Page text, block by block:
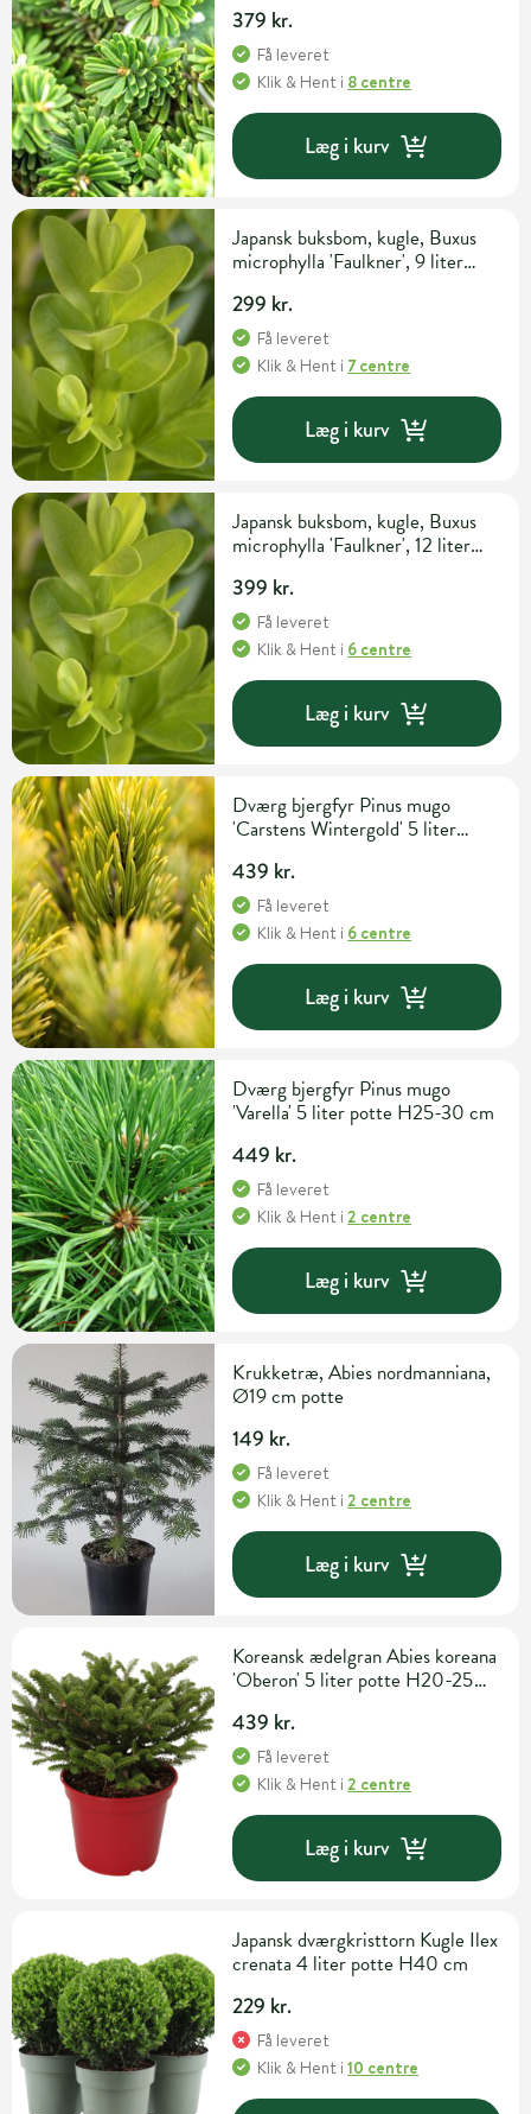
379 kr.
Få leveret
Klik & Hent i 8 centre
Læg i kurv
Japansk buksbom, kugle, Buxus
microphylla 'Faulkner', 9 liter
299 kr.
Få leveret
Klik & Hent i 7 centre
Læg i kurv
Japansk buksbom, kugle, Buxus
microphylla 'Faulkner', 12 liter
399 kr.
Få leveret
Klik & Hent i 6 centre
Læg i kurv
Dværg bjergfyr Pinus mugo
'Carstens Wintergold' 5 liter
439 kr.
Få leveret
Klik & Hent i 6 centre
Læg i kurv
Dværg bjergfyr Pinus mugo
'Varella' 5 liter potte H25-30 cm
449 kr.
Få leveret
Klik & Hent i2 centre
Læg i kurv
Krukketræ, Abies nordmanniana,
Ø19 cm potte
149 kr.
Få leveret
Klik & Hent i2 centre
Læg i kurv
Koreansk ædelgran Abies koreana
'Oberon' 5 liter potte H20-25
439 kr.
Få leveret
Klik & Hent i2 centre
Læg i kurv
Japansk dværgkristtorn Kugle Ilex
crenata 4 liter potte H40 cm
229 kr.
Få leveret
Klik & Hent i10 centre